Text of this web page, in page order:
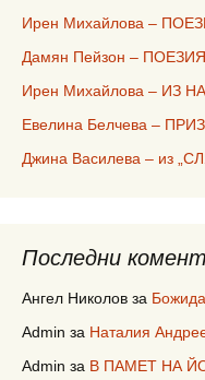
Ирен Михайлова –
Дамян Пейзон – ПОЕЗИЯ
Ирен Михайлова – ИЗ
Евелина Белчева –
Джина Василева – из
Последни
Ангел Николов за
Admin за Наталия
Admin за В ПАМЕТ НА